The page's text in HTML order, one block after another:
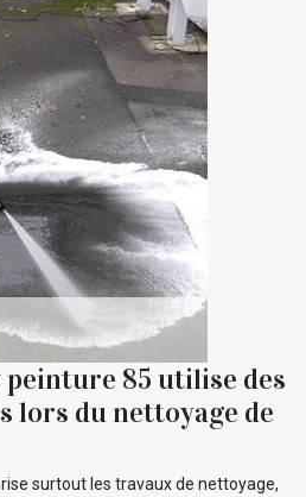
peinture 85 utilise des
lors du nettoyage de
surtout les travaux de nettoyage,